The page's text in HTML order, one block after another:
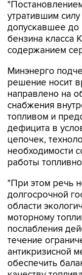
допускавшее до
бензина
содержанием
Минэнерго
направлено на
снабжения
топливом и
дефицита в
цепочек,
необходимости
работы
"При этом речь
области
моторному
послабления
течение
антикризисной
обеспечить
качеству
гарантировать